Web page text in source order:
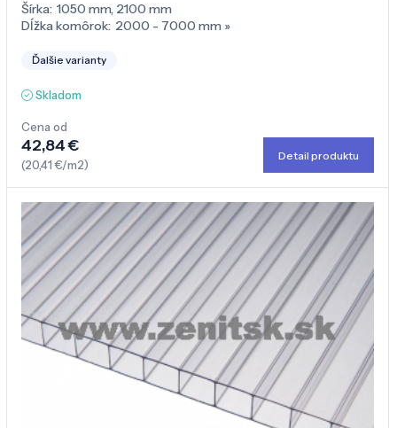
Šírka: 1050 mm, 2100 mm
Dĺžka komôrok: 2000 - 7000 mm »
Ďalšie varianty
Skladom
Cena od
42,84 €
(20,41 €/m2)
Detail produktu